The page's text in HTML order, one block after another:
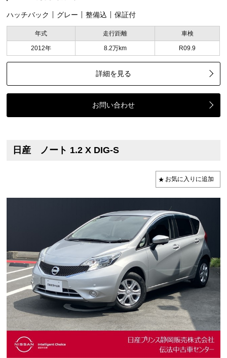
ハッチバック グレー 整備込 保証付
年式 走行距離 車検
2012年 8.2万km R09.9
詳細を見る
お問い合わせ
日産 ノート 1.2 X DIG-S